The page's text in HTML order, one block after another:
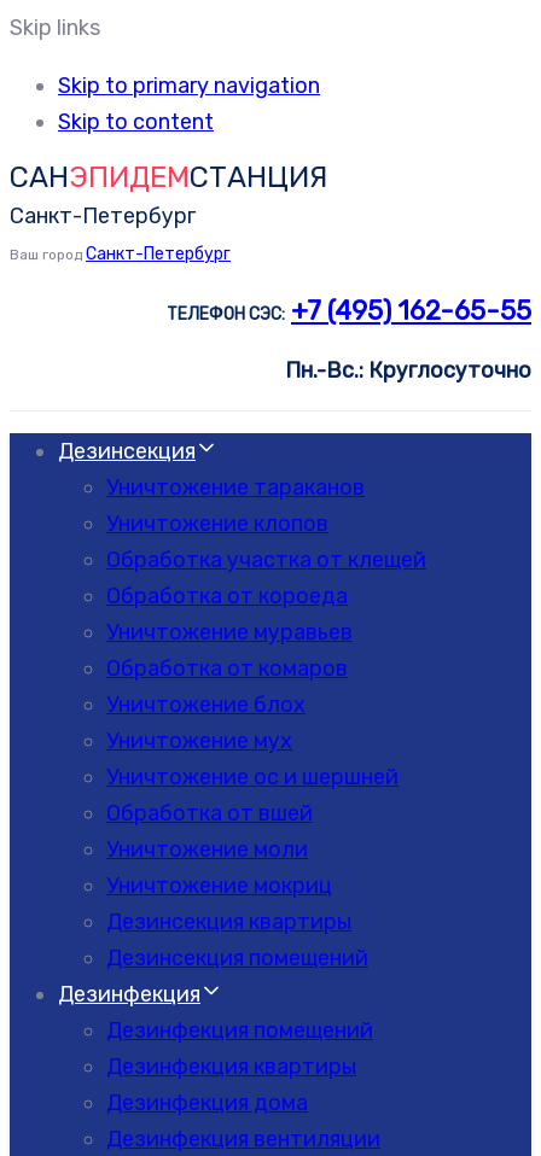
Skip links
Skip to primary navigation
Skip to content
САНЭПИДЕМСТАНЦИЯ
Санкт-Петербург
Ваш город Санкт-Петербург
ТЕЛЕФОН СЭС: +7 (495) 162-65-55
Пн.-Вс.: Круглосуточно
Дезинсекция
Уничтожение тараканов
Уничтожение клопов
Обработка участка от клещей
Обработка от короеда
Уничтожение муравьев
Обработка от комаров
Уничтожение блох
Уничтожение мух
Уничтожение ос и шершней
Обработка от вшей
Уничтожение моли
Уничтожение мокриц
Дезинсекция квартиры
Дезинсекция помещений
Дезинфекция
Дезинфекция помещений
Дезинфекция квартиры
Дезинфекция дома
Дезинфекция вентиляции